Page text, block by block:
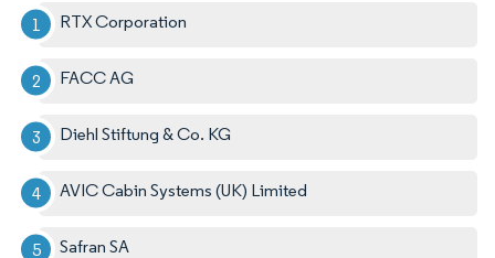
RTX Corporation
FACC AG
Diehl Stiftung & Co. KG
AVIC Cabin Systems (UK) Limited
Safran SA